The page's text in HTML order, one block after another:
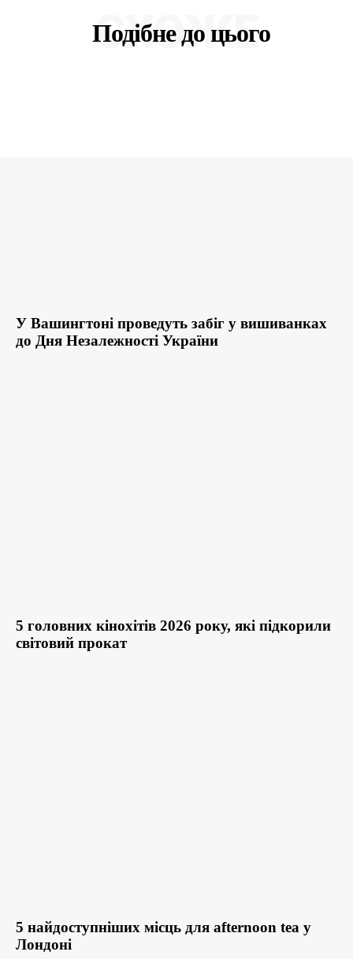
Подібне до цього
СХОЖЕ
У Вашингтоні проведуть забіг у вишиванках
до Дня Незалежності України
5 головних кінохітів 2026 року, які підкорили
світовий прокат
5 найдоступніших місць для afternoon tea у
Лондоні